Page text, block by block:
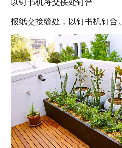
以钉书机将交接处钉合
报纸交接缝处，以钉书机钉合。